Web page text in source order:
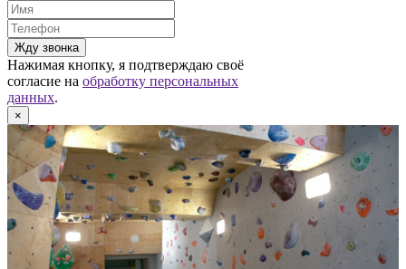
Жду звонка
Нажимая кнопку, я подтверждаю своё
согласие на обработку персональных
данных.
×